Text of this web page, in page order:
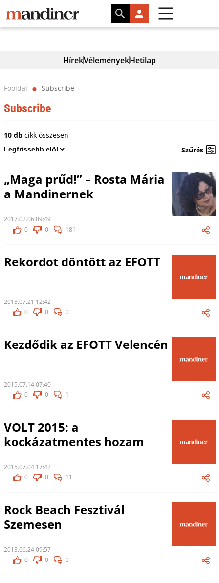
HírekVéleményekHetilap
Főoldal ⬤ Subscribe
Subscribe
10 dbcikk összesen
Szűrés
„Maga prűd!” – Rosta Mária
a Mandinernek
2017.02.06 09:49
0
0 181
Rekordot döntött az EFOTT
2015.07.21 12:42
0
0 0
Kezdődik az EFOTT Velencén
2015.07.14 07:40
0
0 1
VOLT 2015: a
kockázatmentes hozam
2015.07.04 17:42
0
0 11
Rock Beach Fesztivál
Szemesen
2013.06.24 09:57
0
0 0